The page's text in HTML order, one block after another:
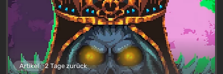
Artikel 2 Tage zurück